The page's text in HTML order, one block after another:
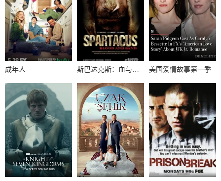
成年人 美国爱情故事第一季